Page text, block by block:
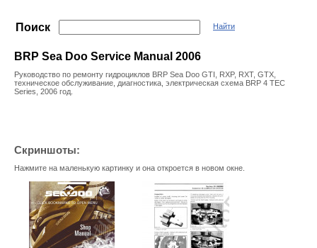
Поиск Найти
BRP Sea Doo Service Manual 2006
Руководство по ремонту гидроциклов BRP Sea Doo GTI, RXP, RXT, GTX,
техническое обслуживание, диагностика, электрическая схема BRP 4 TEC
Series, 2006 год.
Скриншоты:
Нажмите на маленькую картинку и она откроется в новом окне.